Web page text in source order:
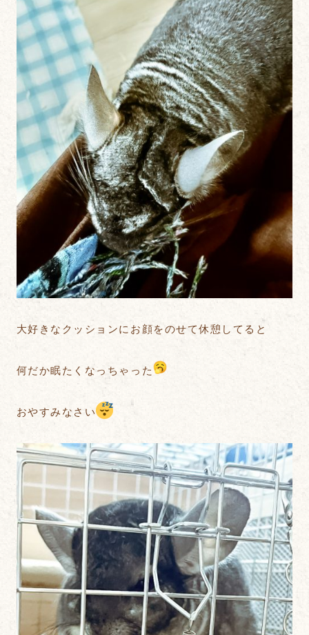
大好きなクッションにお顔をのせて休憩してると
何だか眠たくなっちゃった
おやすみなさい